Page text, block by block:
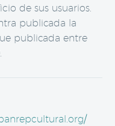
de sus usuarios.
publicada la
publicada entre